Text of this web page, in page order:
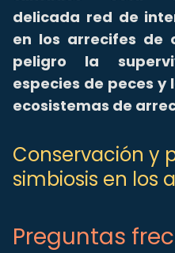
delicada red de
en los arrecifes de
peligro la
especies de peces y
ecosistemas de
Conservación y
simbiosis en los
Preguntas